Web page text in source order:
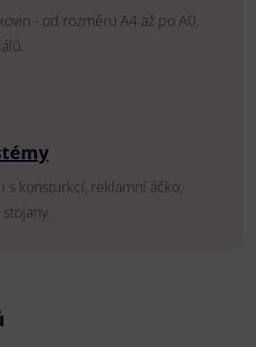
- od rozměru A4 až po A0.
s konsturkcí, reklamní áčko,